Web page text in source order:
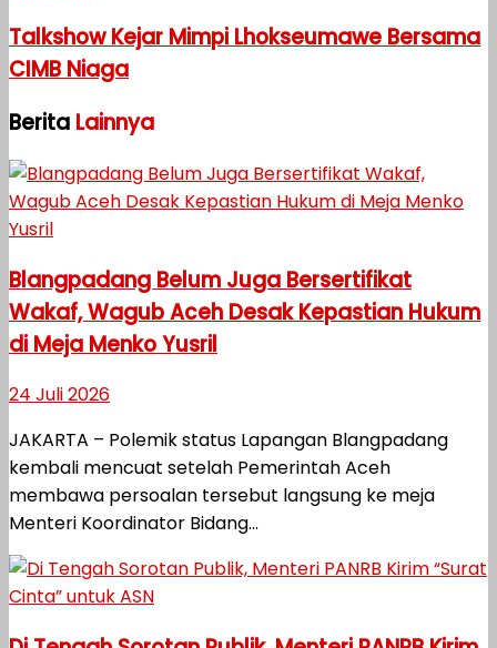
Talkshow Kejar Mimpi Lhokseumawe Bersama
CIMB Niaga
Berita Lainnya
Blangpadang Belum Juga Bersertifikat
Wakaf, Wagub Aceh Desak Kepastian Hukum
di Meja Menko Yusril
24 Juli 2026
JAKARTA – Polemik status Lapangan Blangpadang
kembali mencuat setelah Pemerintah Aceh
membawa persoalan tersebut langsung ke meja
Menteri Koordinator Bidang...